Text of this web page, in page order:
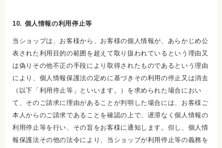
10. 個人情報の利用停止等
当ショップは、お客様から、お客様の個人情報が、あらかじめ公
表された利用目的の範囲を超えて取り扱われているという理由又
は偽りその他不正の手段により取得されたものであるという理由
により、個人情報保護法の定めに基づきその利用の停止又は消去
（以下「利用停止等」といいます。）を求められた場合におい
て、そのご請求に理由があることが判明した場合には、お客様ご
本人からのご請求であることを確認の上で、遅滞なく個人情報の
利用停止等を行い、その旨をお客様に通知します。但し、個人情
報保護法その他の法令により、当ショップが利用停止等の義務を